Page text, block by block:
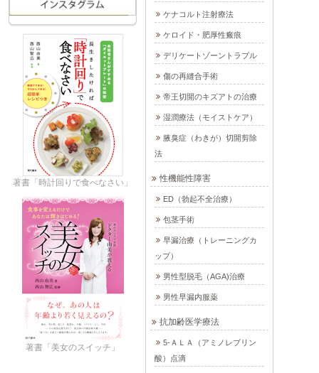
ケナコルト注射療法
ケロイド・肥厚性瘢痕
デリケートゾーントラブル
傷の再縫合手術
帝王切開のキズアトの治療
湿潤療法（モイストケア）
腋臭症（わきが）切開剪除
法
性機能性障害
ED（勃起不全治療）
包茎手術
早漏治療（トレーニングカ
ップ）
男性型脱毛（AGA)治療
男性早漏内服薬
抗加齢医学療法
5-ＡＬＡ（アミノレブリン
酸）点滴
著書「時計回りで食べなさい」
著書「美女のスイッチ」